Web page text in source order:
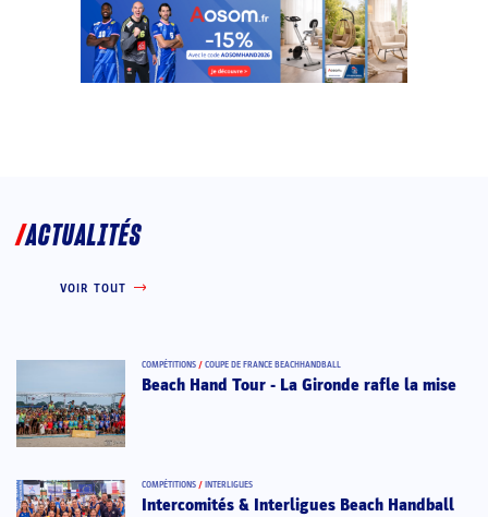
ACTUALITÉS
VOIR TOUT
COMPÉTITIONS / COUPE DE FRANCE BEACHHANDBALL
Beach Hand Tour - La Gironde rafle la mise
COMPÉTITIONS / INTERLIGUES
Intercomités & Interligues Beach Handball